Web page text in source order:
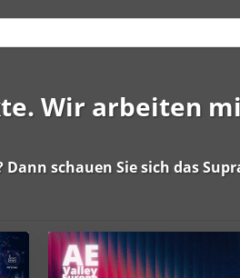
Wir arbeiten
schauen Sie sich das